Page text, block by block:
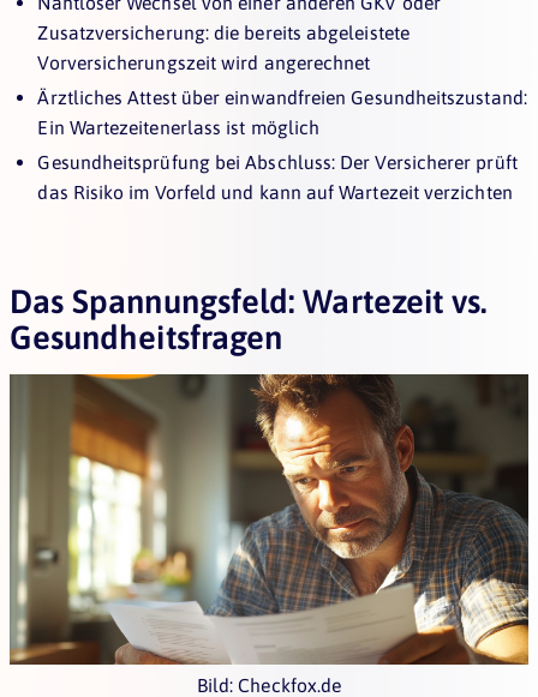
Zusatzversicherung: die bereits abgeleistete
Vorversicherungszeit wird angerechnet
Ärztliches Attest über einwandfreien Gesundheitszustand:
Ein Wartezeitenerlass ist möglich
Gesundheitsprüfung bei Abschluss: Der Versicherer prüft
das Risiko im Vorfeld und kann auf Wartezeit verzichten
Das Spannungsfeld: Wartezeit vs.
Gesundheitsfragen
Bild: Checkfox.de